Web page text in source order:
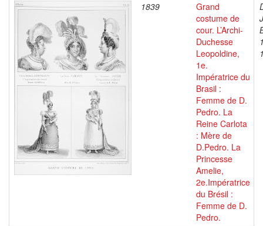
1839
Grand
costume de
cour. L’Archi-
Duchesse
Leopoldine,
1e.
Impératrice du
Brasil :
Femme de D.
Pedro. La
Reine Carlota
: Mère de
D.Pedro. La
Princesse
Amelie,
2e.Impératrice
du Brésil :
Femme de D.
Pedro.